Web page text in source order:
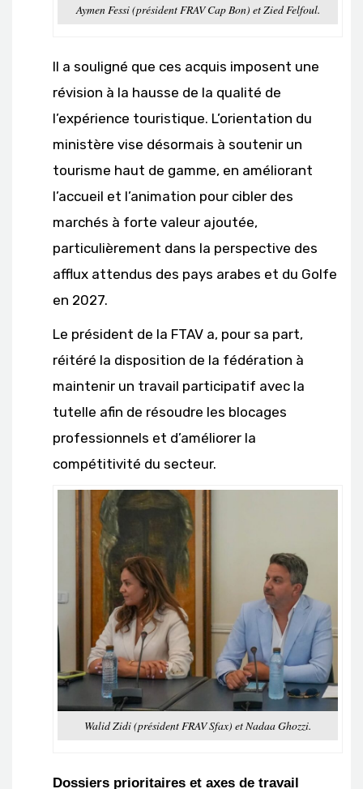
Aymen Fessi (président FRAV Cap Bon) et Zied Felfoul.
Il a souligné que ces acquis imposent une
révision à la hausse de la qualité de
l’expérience touristique. L’orientation du
ministère vise désormais à soutenir un
tourisme haut de gamme, en améliorant
l’accueil et l’animation pour cibler des
marchés à forte valeur ajoutée,
particulièrement dans la perspective des
afflux attendus des pays arabes et du Golfe
en 2027.
Le président de la FTAV a, pour sa part,
réitéré la disposition de la fédération à
maintenir un travail participatif avec la
tutelle afin de résoudre les blocages
professionnels et d’améliorer la
compétitivité du secteur.
Walid Zidi (président FRAV Sfax) et Nadaa Ghozzi.
Dossiers prioritaires et axes de travail